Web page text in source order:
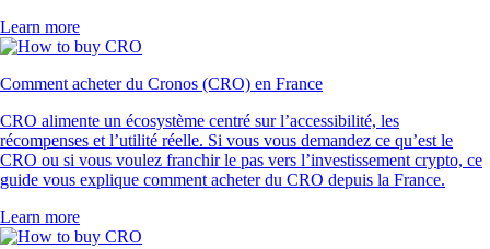
Learn more
Comment acheter du Cronos (CRO) en France
CRO alimente un écosystème centré sur l’accessibilité, les
récompenses et l’utilité réelle. Si vous vous demandez ce qu’est le
CRO ou si vous voulez franchir le pas vers l’investissement crypto, ce
guide vous explique comment acheter du CRO depuis la France.
Learn more